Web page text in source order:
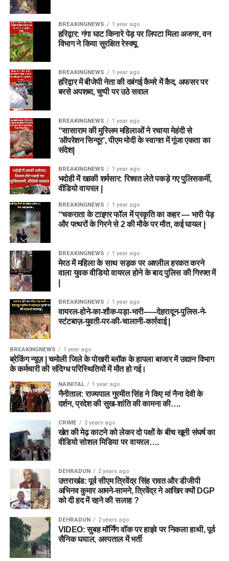
BREAKINGNEWS 1 year ago
हरिद्वार: गंगा घाट किनारे पेड़ पर लिपटा मिला अजगर, वन
विभाग ने किया सुरक्षित रेस्क्यू
BREAKINGNEWS 1 year ago
हरिद्वार में बीजेपी नेता की दबंगई कैमरे में कैद, अफसर पर
बरसे अपशब्द, चुप्पी पर उठे सवाल
BREAKINGNEWS 1 year ago
“सासाराम की मुस्लिम महिलाओं ने रचाया मेहंदी से
‘ऑपरेशन सिन्दूर’, पीएम मोदी के स्वागत में गूंजा एकता का
संदेश|
BREAKINGNEWS 1 year ago
भदोही में खाकी शर्मसार: रिश्वत लेते पकड़े गए पुलिसकर्मी,
वीडियो वायरल |
BREAKINGNEWS 1 year ago
“चकराता के टाइगर फॉल में प्रकृति का कहर — भारी पेड़
और पत्थरों के गिरने से 2 की मौके पर मौत, कई घायल |
BREAKINGNEWS 1 year ago
मेरठ में महिला के साथ सड़क पर अश्लील हरकत करने
वाला युवक वीडियो वायरल होने के बाद पुलिस की गिरफ्त में
BREAKINGNEWS 1 year ago
वायरल-होने-का-शौक-पड़ा-भारी-—-देहरादून-पुलिस-ने-
स्टंटबाज़-युवती-पर-की-चालानी-कार्रवाई |
BREAKINGNEWS 1 year ago
ब्रेकिंग न्यूज़ | चमोली जिले के पोखरी ब्लॉक के हापला बाजार में उद्यान विभाग
के कर्मचारी की संदिग्ध परिस्थितियों में मौत हो गई।
NAINITAL 1 year ago
नैनीताल: राज्यपाल गुरमीत सिंह ने किए मां नैना देवी के
दर्शन, प्रदेश की सुख-शांति की कामना की….
CRIME 2 years ago
खेत की मेढ़ काटने को लेकर दो पक्षों के बीच खूनी संघर्ष का
वीडियो सोशल मिडिया पर वायरल….
DEHRADUN 2 years ago
उत्तराखंड: पूर्व सीएम त्रिवेंद्र सिंह रावत और डीजीपी
अभिनव कुमार आमने-सामने, त्रिवेंद्र ने आखिर क्यों DGP
को दी हद में रहने की सलाह ?
DEHRADUN 2 years ago
VIDEO: सुबह मॉर्निंग वॉक पर हाइवे पर निकला हाथी, पूर्व
सैनिक घयाल, अस्पताल में भर्ती